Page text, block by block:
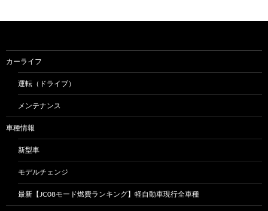
カーライフ
運転（ドライブ）
メンテナンス
車種情報
新型車
モデルチェンジ
最新【JC08モード燃費ランキング】軽自動車現行全車種